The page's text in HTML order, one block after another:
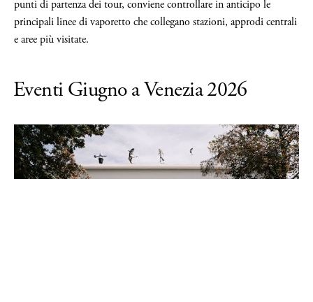
punti di partenza dei tour, conviene controllare in anticipo le
principali linee di vaporetto che collegano stazioni, approdi centrali
e aree più visitate.
Eventi Giugno a Venezia 2026